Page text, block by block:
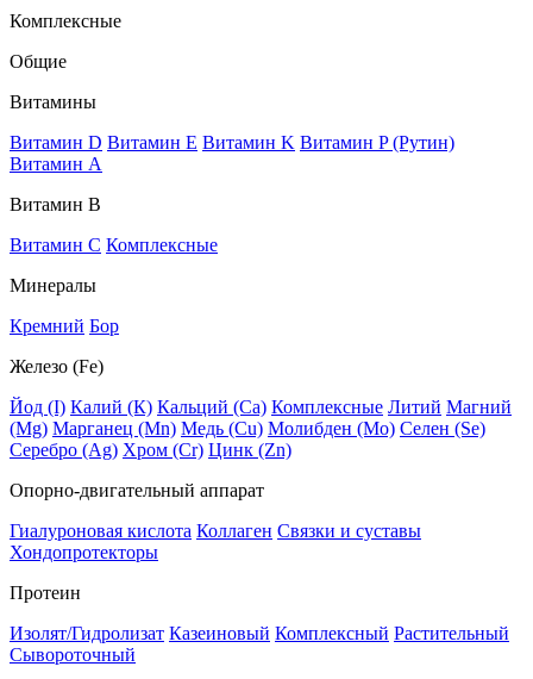
Комплексные
Общие
Витамины
Витамин D Витамин E Витамин K Витамин P (Рутин)
Витамин А
Витамин В
Витамин C Комплексные
Минералы
Кремний Бор
Железо (Fe)
Йод (I) Калий (К) Кальций (Са) Комплексные Литий Магний
(Mg) Марганец (Mn) Медь (Сu) Молибден (Мо) Селен (Se)
Серебро (Ag) Хром (Cr) Цинк (Zn)
Опорно-двигательный аппарат
Гиалуроновая кислота Коллаген Связки и суставы
Хондопротекторы
Протеин
Изолят/Гидролизат Казеиновый Комплексный Растительный
Сывороточный